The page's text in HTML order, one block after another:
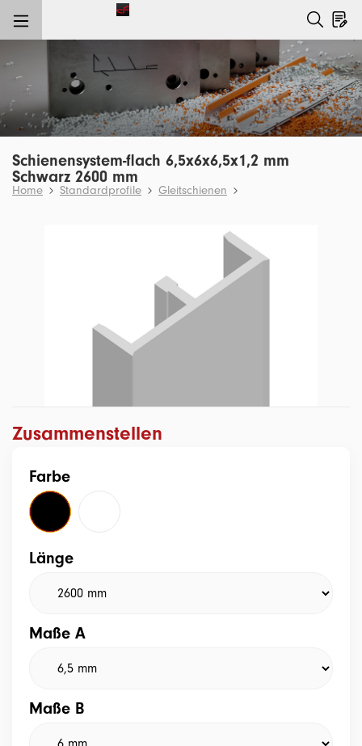
springen
Schienensystem-flach 6,5x6x6,5x1,2 mm
Schwarz 2600 mm
Home Standardprofile Gleitschienen
Zusammenstellen
Farbe
Länge
Maße A
Maße B